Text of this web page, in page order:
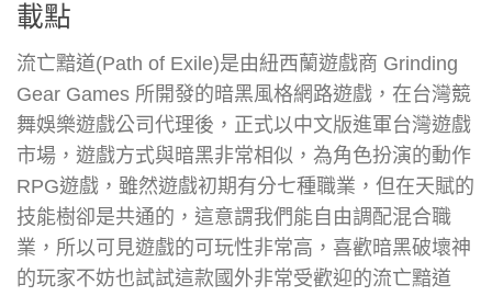
載點
流亡黯道(Path of Exile)是由紐西蘭遊戲商 Grinding
Gear Games 所開發的暗黑風格網路遊戲，在台灣競
舞娛樂遊戲公司代理後，正式以中文版進軍台灣遊戲
市場，遊戲方式與暗黑非常相似，為角色扮演的動作
RPG遊戲，雖然遊戲初期有分七種職業，但在天賦的
技能樹卻是共通的，這意謂我們能自由調配混合職
業，所以可見遊戲的可玩性非常高，喜歡暗黑破壞神
的玩家不妨也試試這款國外非常受歡迎的流亡黯道